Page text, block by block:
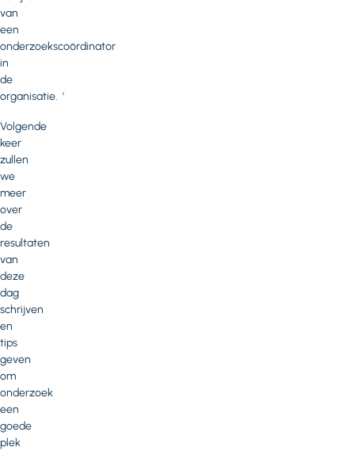
van
een
onderzoekscoördinator
in
de
organisatie. '
Volgende
keer
zullen
we
meer
over
de
resultaten
van
deze
dag
schrijven
en
tips
geven
om
onderzoek
een
goede
plek